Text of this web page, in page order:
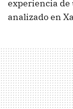
experiencia de
analizado en